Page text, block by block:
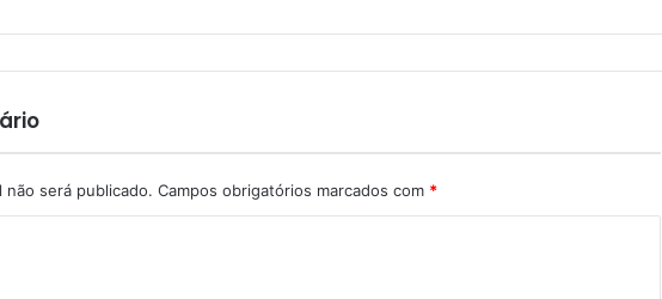
será publicado. Campos obrigatórios marcados com *